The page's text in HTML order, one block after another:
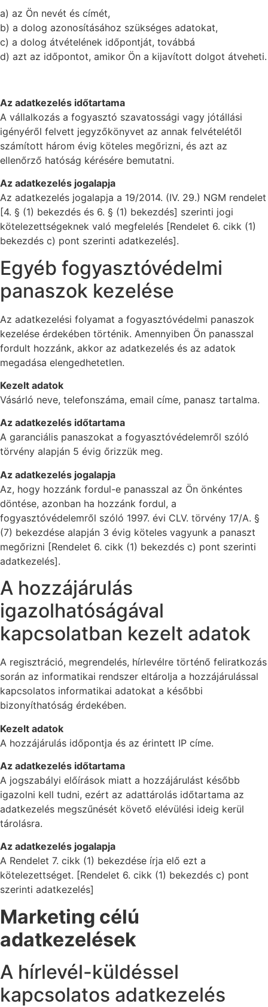
a) az Ön nevét és címét,
b) a dolog azonosításához szükséges adatokat,
c) a dolog átvételének időpontját, továbbá
d) azt az időpontot, amikor Ön a kijavított dolgot átveheti.
Az adatkezelés időtartama
A vállalkozás a fogyasztó szavatossági vagy jótállási
igényéről felvett jegyzőkönyvet az annak felvételétől
számított három évig köteles megőrizni, és azt az
ellenőrző hatóság kérésére bemutatni.
Az adatkezelés jogalapja
Az adatkezelés jogalapja a 19/2014. (IV. 29.) NGM rendelet
[4. § (1) bekezdés és 6. § (1) bekezdés] szerinti jogi
kötelezettségeknek való megfelelés [Rendelet 6. cikk (1)
bekezdés c) pont szerinti adatkezelés].
Egyéb fogyasztóvédelmi
panaszok kezelése
Az adatkezelési folyamat a fogyasztóvédelmi panaszok
kezelése érdekében történik. Amennyiben Ön panasszal
fordult hozzánk, akkor az adatkezelés és az adatok
megadása elengedhetetlen.
Kezelt adatok
Vásárló neve, telefonszáma, email címe, panasz tartalma.
Az adatkezelés időtartama
A garanciális panaszokat a fogyasztóvédelemről szóló
törvény alapján 5 évig őrizzük meg.
Az adatkezelés jogalapja
Az, hogy hozzánk fordul-e panasszal az Ön önkéntes
döntése, azonban ha hozzánk fordul, a
fogyasztóvédelemről szóló 1997. évi CLV. törvény 17/A. §
(7) bekezdése alapján 3 évig köteles vagyunk a panaszt
megőrizni [Rendelet 6. cikk (1) bekezdés c) pont szerinti
adatkezelés].
A hozzájárulás
igazolhatóságával
kapcsolatban kezelt adatok
A regisztráció, megrendelés, hírlevélre történő feliratkozás
során az informatikai rendszer eltárolja a hozzájárulással
kapcsolatos informatikai adatokat a későbbi
bizonyíthatóság érdekében.
Kezelt adatok
A hozzájárulás időpontja és az érintett IP címe.
Az adatkezelés időtartama
A jogszabályi előírások miatt a hozzájárulást később
igazolni kell tudni, ezért az adattárolás időtartama az
adatkezelés megszűnését követő elévülési ideig kerül
tárolásra.
Az adatkezelés jogalapja
A Rendelet 7. cikk (1) bekezdése írja elő ezt a
kötelezettséget. [Rendelet 6. cikk (1) bekezdés c) pont
szerinti adatkezelés]
Marketing célú
adatkezelések
A hírlevél-küldéssel
kapcsolatos adatkezelés